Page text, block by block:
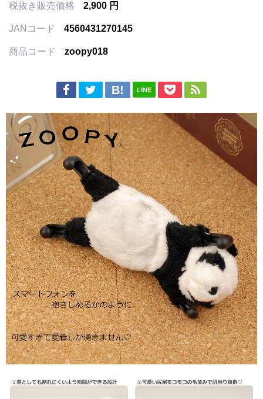
税抜き販売価格 2,900 円
JANコード 4560431270145
商品コード zoopy018
LINE